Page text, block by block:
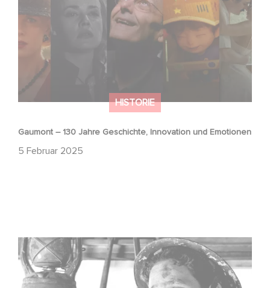
HISTORIE
Gaumont – 130 Jahre Geschichte, Innovation und Emotionen
5 Februar 2025
JOHNNY ZIEHT IN DEN KRIEG wurde für die Sektion
Cannes Classics 2024 ausgewählt.